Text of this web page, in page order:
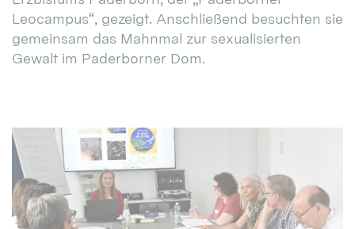
Leocampus“, gezeigt. Anschließend besuchten sie
gemeinsam das Mahnmal zur sexualisierten
Gewalt im Paderborner Dom.